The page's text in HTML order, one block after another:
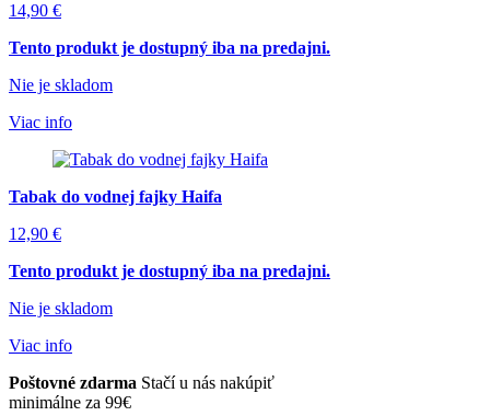
14,90 €
Tento produkt je dostupný iba na predajni.
Nie je skladom
Viac info
Tabak do vodnej fajky Haifa
12,90 €
Tento produkt je dostupný iba na predajni.
Nie je skladom
Viac info
Poštovné zdarma Stačí u nás nakúpiť
minimálne za 99€